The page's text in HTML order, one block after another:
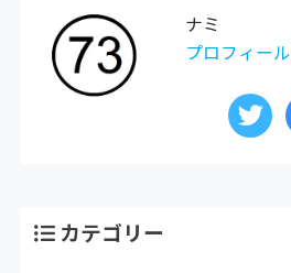
ナミ
プロフィール
カテゴリー